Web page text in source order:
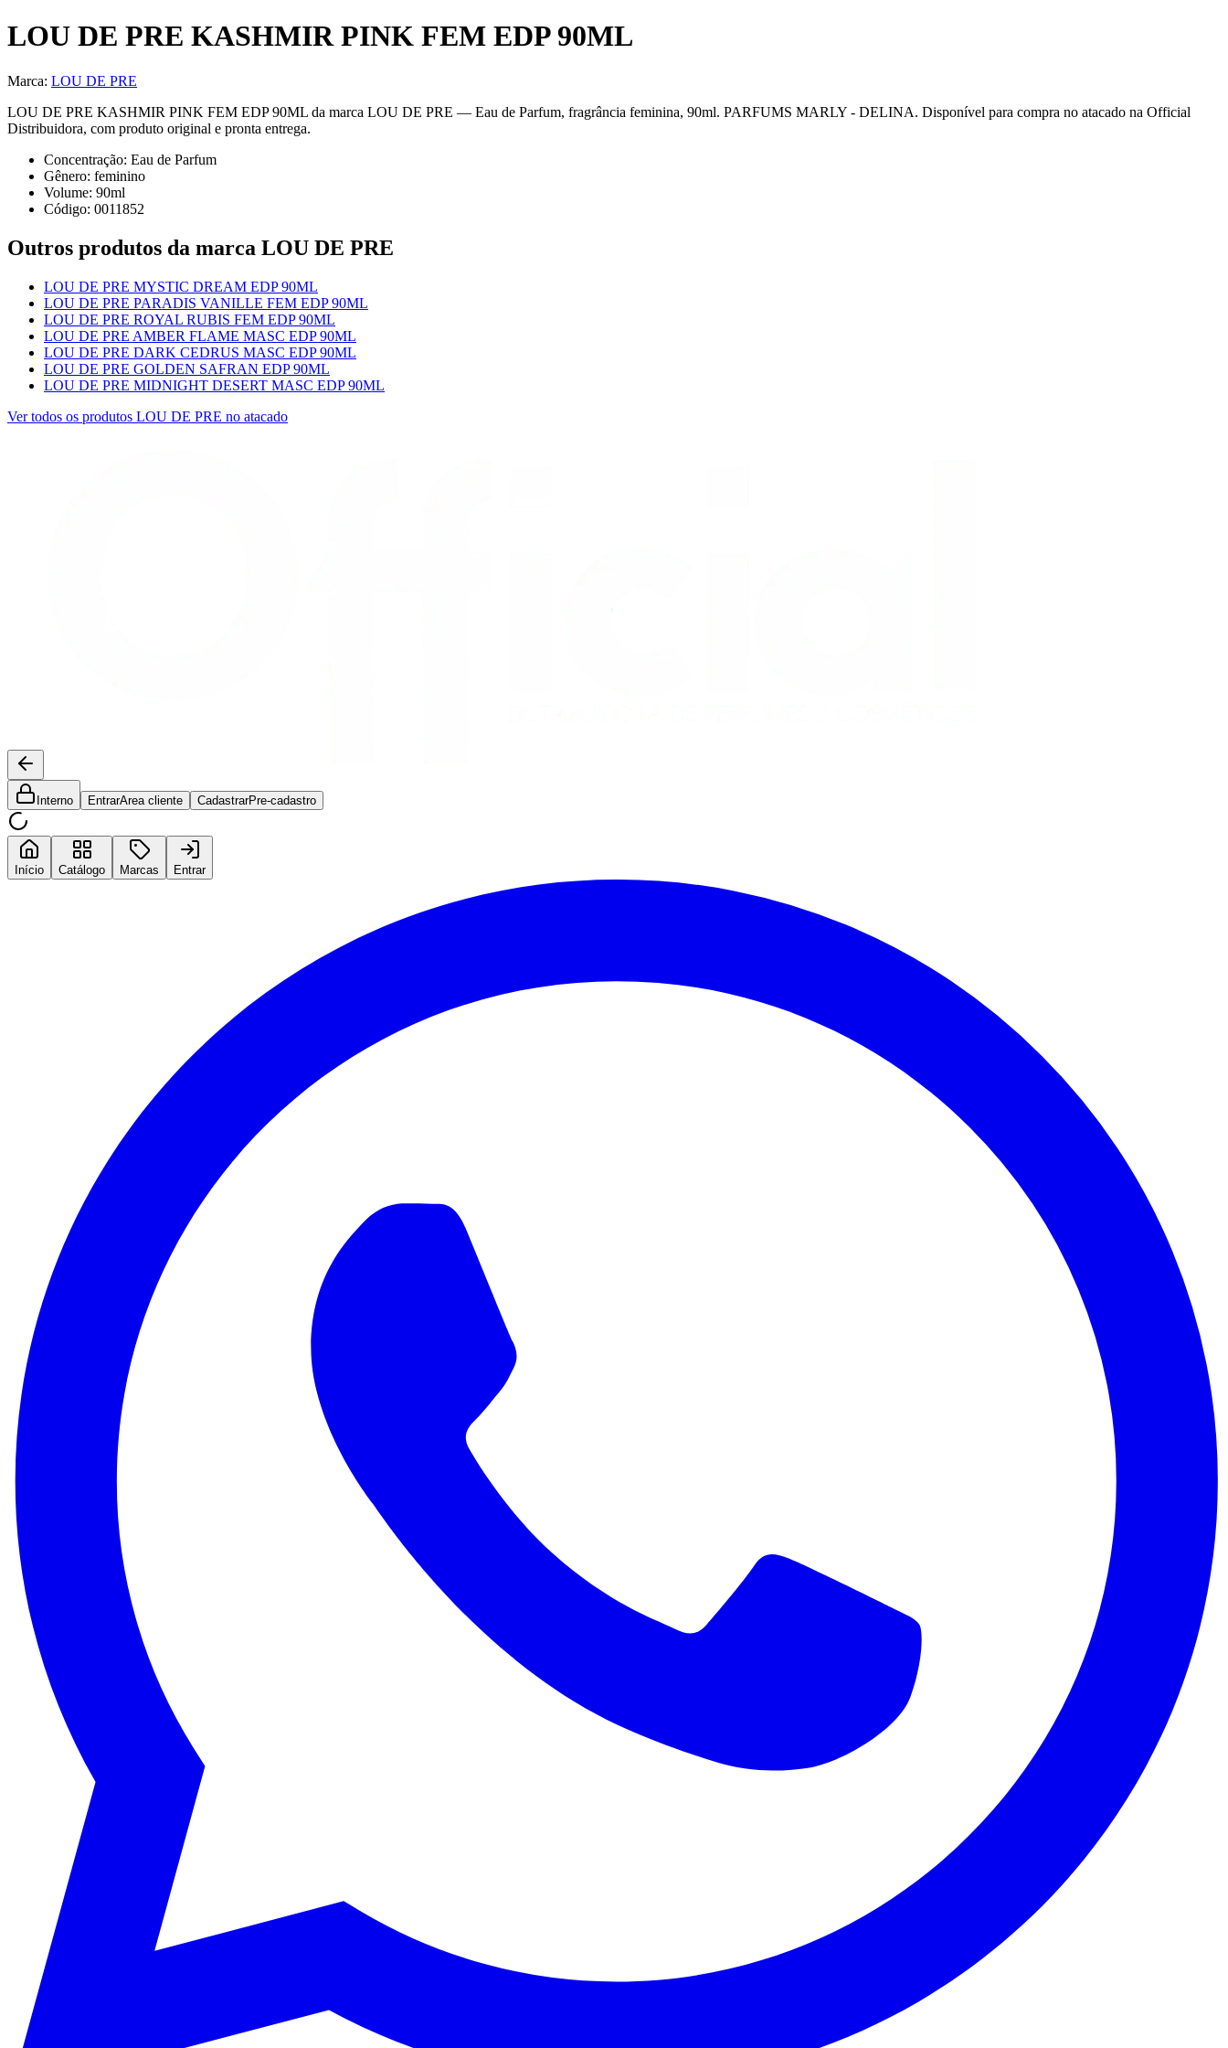
LOU DE PRE KASHMIR PINK FEM EDP 90ML
Marca: LOU DE PRE
LOU DE PRE KASHMIR PINK FEM EDP 90ML da marca LOU DE PRE — Eau de Parfum, fragrância feminina, 90ml. PARFUMS MARLY - DELINA. Disponível para compra no atacado na Official
Distribuidora, com produto original e pronta entrega.
Concentração: Eau de Parfum
Gênero: feminino
Volume: 90ml
Código: 0011852
Outros produtos da marca LOU DE PRE
LOU DE PRE MYSTIC DREAM EDP 90ML
LOU DE PRE PARADIS VANILLE FEM EDP 90ML
LOU DE PRE ROYAL RUBIS FEM EDP 90ML
LOU DE PRE AMBER FLAME MASC EDP 90ML
LOU DE PRE DARK CEDRUS MASC EDP 90ML
LOU DE PRE GOLDEN SAFRAN EDP 90ML
LOU DE PRE MIDNIGHT DESERT MASC EDP 90ML
Ver todos os produtos LOU DE PRE no atacado
Interno EntrarArea cliente CadastrarPre-cadastro
Início Catálogo Marcas Entrar